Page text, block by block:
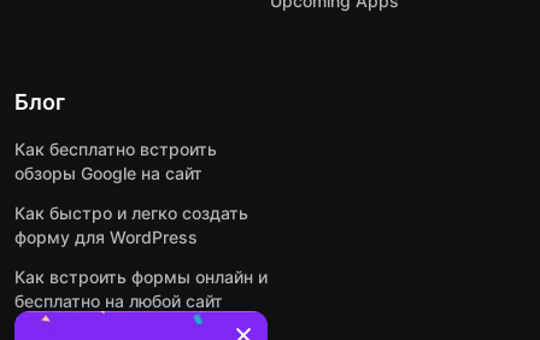
Блог
Как бесплатно встроить
обзоры Google на сайт
Как быстро и легко создать
форму для WordPress
Как встроить формы онлайн и
бесплатно на любой сайт